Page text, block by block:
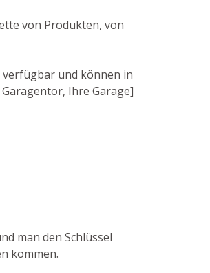
von Produkten, von
verfügbar und können in
Ihre Garage]
man den Schlüssel
kommen.